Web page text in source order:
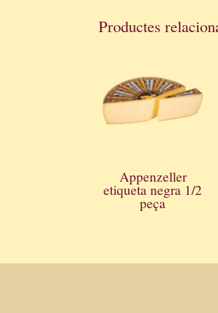
Productes
Appenzeller
etiqueta negra 1/2
peça